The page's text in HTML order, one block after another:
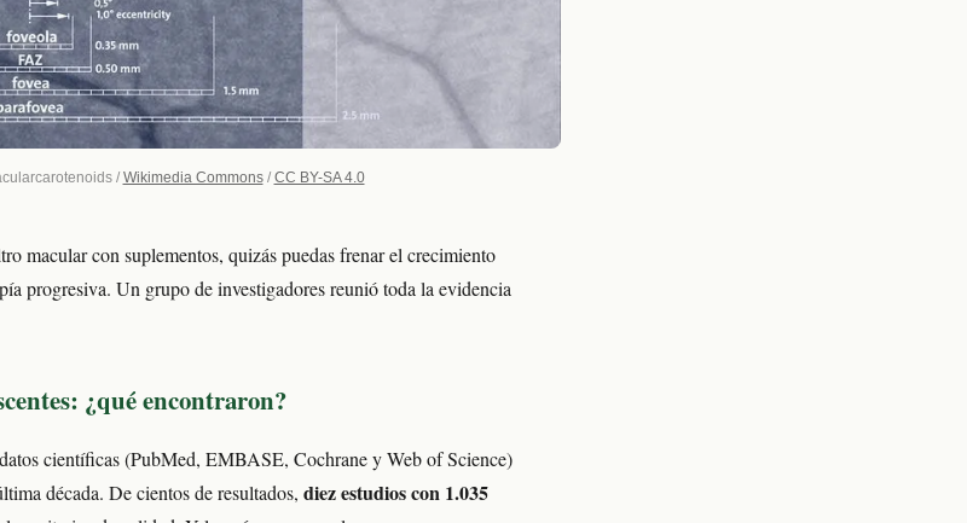
/ Wikimedia Commons/ CC BY-SA 4.0
macular con suplementos, quizás puedas frenar el crecimiento
progresiva. Un grupo de investigadores reunió toda la evidencia
¿qué encontraron?
científicas (PubMed, EMBASE, Cochrane y Web of Science)
década. De cientos de resultados, diez estudios con 1.035